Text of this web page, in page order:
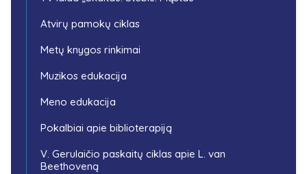
Atvirų pamokų ciklas
Metų knygos rinkimai
Muzikos edukacija
Meno edukacija
Pokalbiai apie biblioterapiją
V. Gerulaičio paskaitų ciklas apie L. van
Beethoveną